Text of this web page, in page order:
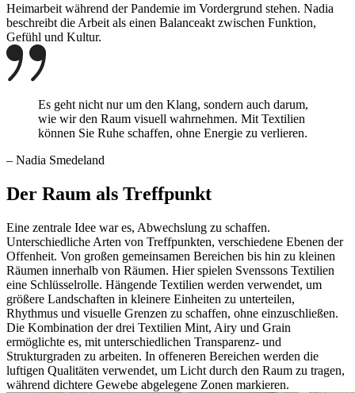
Heimarbeit während der Pandemie im Vordergrund stehen. Nadia
beschreibt die Arbeit als einen Balanceakt zwischen Funktion,
Gefühl und Kultur.
Es geht nicht nur um den Klang, sondern auch darum,
wie wir den Raum visuell wahrnehmen. Mit Textilien
können Sie Ruhe schaffen, ohne Energie zu verlieren.
– Nadia Smedeland
Der Raum als Treffpunkt
Eine zentrale Idee war es, Abwechslung zu schaffen.
Unterschiedliche Arten von Treffpunkten, verschiedene Ebenen der
Offenheit. Von großen gemeinsamen Bereichen bis hin zu kleinen
Räumen innerhalb von Räumen. Hier spielen Svenssons Textilien
eine Schlüsselrolle. Hängende Textilien werden verwendet, um
größere Landschaften in kleinere Einheiten zu unterteilen,
Rhythmus und visuelle Grenzen zu schaffen, ohne einzuschließen.
Die Kombination der drei Textilien Mint, Airy und Grain
ermöglichte es, mit unterschiedlichen Transparenz- und
Strukturgraden zu arbeiten. In offeneren Bereichen werden die
luftigen Qualitäten verwendet, um Licht durch den Raum zu tragen,
während dichtere Gewebe abgelegene Zonen markieren.